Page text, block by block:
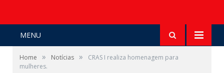
MENU
Home » Notícias »
CRAS I realiza homenagem para
mulheres.